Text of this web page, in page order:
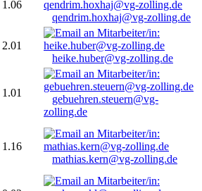
1.06
qendrim.hoxhaj@vg-zolling.de
2.01
heike.huber@vg-zolling.de
1.01
gebuehren.steuern@vg-
zolling.de
1.16
mathias.kern@vg-zolling.de